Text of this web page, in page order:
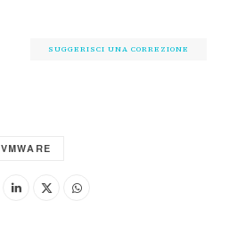
SUGGERISCI UNA CORREZIONE
VMWARE